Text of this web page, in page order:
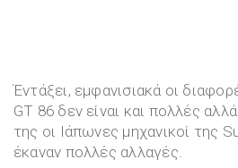
Έντάξει, εμφανισιακά οι
GT 86 δεν είναι και πολλές
της οι Ιάπωνες μηχανικοί της
έκαναν πολλές αλλαγές.